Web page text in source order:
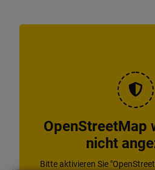
OpenStreetMap
nicht
Bitte aktivieren Sie